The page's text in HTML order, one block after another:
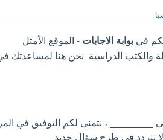
في بوابة الاجابات - الموقع الأمثل
والكتب الدراسية. نحن هنا لمساعدتك
_________ ، نتمنى لكم التوفيق في
تتردد في طرح سؤال جديد.